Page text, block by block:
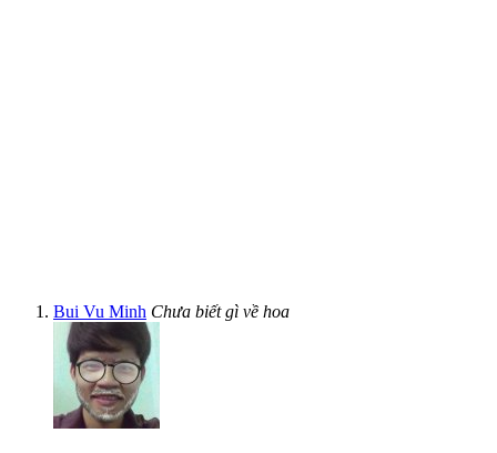
Bui Vu Minh Chưa biết gì về hoa